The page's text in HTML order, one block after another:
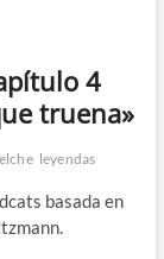
m
ú
4
truena»
leyendas
basada en